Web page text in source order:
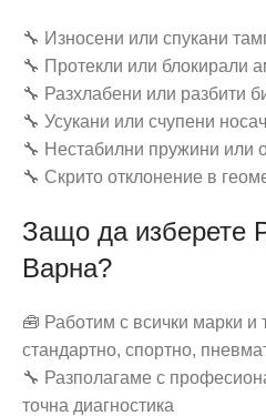
🔧 Износени или спукани
🔧 Протекли или блокирали
🔧 Разхлабени или разбити
🔧 Усукани или счупени
🔧 Нестабилни пружини или
🔧 Скрито отклонение в
Защо да изберете
Варна?
🧰 Работим с всички марки и
стандартно, спортно,
🔧 Разполагаме с
точна диагностика